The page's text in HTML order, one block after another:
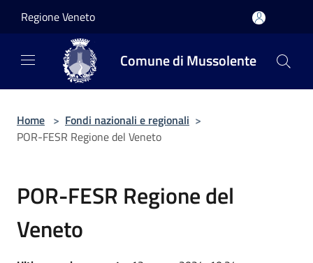
Regione Veneto
Comune di Mussolente
Home > Fondi nazionali e regionali >
POR-FESR Regione del Veneto
POR-FESR Regione del
Veneto